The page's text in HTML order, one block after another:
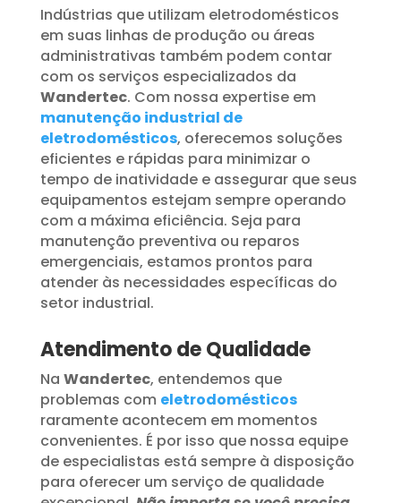
Indústrias que utilizam eletrodomésticos
em suas linhas de produção ou áreas
administrativas também podem contar
com os serviços especializados da
Wandertec. Com nossa expertise em
manutenção industrial de
eletrodomésticos, oferecemos soluções
eficientes e rápidas para minimizar o
tempo de inatividade e assegurar que seus
equipamentos estejam sempre operando
com a máxima eficiência. Seja para
manutenção preventiva ou reparos
emergenciais, estamos prontos para
atender às necessidades específicas do
setor industrial.
Atendimento de Qualidade
Na Wandertec, entendemos que
problemas com eletrodomésticos
raramente acontecem em momentos
convenientes. É por isso que nossa equipe
de especialistas está sempre à disposição
para oferecer um serviço de qualidade